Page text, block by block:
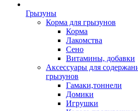
Грызуны
Корма для грызунов
Корма
Лакомства
Сено
Витамины, добавки
Аксессуары для
грызунов
Гамаки,тоннели
Домики
Игрушки